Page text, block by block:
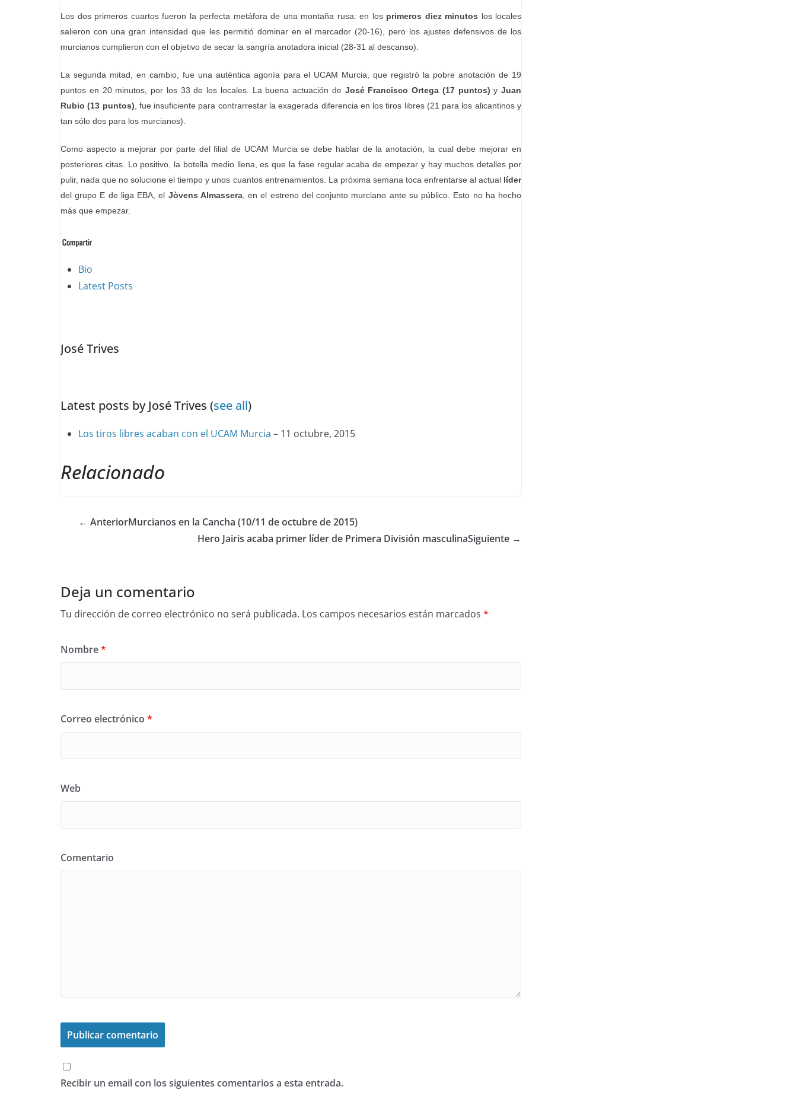
Los dos primeros cuartos fueron la perfecta metáfora de una montaña rusa: en los primeros diez minutos los locales
salieron con una gran intensidad que les permitió dominar en el marcador (20-16), pero los ajustes defensivos de los
murcianos cumplieron con el objetivo de secar la sangría anotadora inicial (28-31 al descanso).
La segunda mitad, en cambio, fue una auténtica agonía para el UCAM Murcia, que registró la pobre anotación de 19
puntos en 20 minutos, por los 33 de los locales. La buena actuación de José Francisco Ortega (17 puntos) y Juan
Rubio (13 puntos), fue insuficiente para contrarrestar la exagerada diferencia en los tiros libres (21 para los alicantinos y
tan sólo dos para los murcianos).
Como aspecto a mejorar por parte del filial de UCAM Murcia se debe hablar de la anotación, la cual debe mejorar en
posteriores citas. Lo positivo, la botella medio llena, es que la fase regular acaba de empezar y hay muchos detalles por
pulir, nada que no solucione el tiempo y unos cuantos entrenamientos. La próxima semana toca enfrentarse al actuallíder
del grupo E de liga EBA, el Jòvens Almassera, en el estreno del conjunto murciano ante su público. Esto no ha hecho
más que empezar.
The
following
content
Bio
Latest Posts
José Trives
Latest posts by José Trives (see all)
Los tiros libres acaban con el UCAM Murcia – 11 octubre, 2015
Relacionado
← AnteriorMurcianos en la Cancha (10/11 de octubre de 2015)
Hero Jairis acaba primer líder de Primera División masculinaSiguiente →
Deja un comentario
Tu dirección de correo electrónico no será publicada. Los campos necesarios están marcados *
Nombre*
Correo electrónico *
Web
Comentario
Recibir un email con los siguientes comentarios a esta entrada.